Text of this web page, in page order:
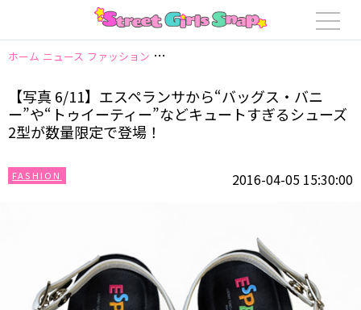
ホーム ニュース ファッション 【写真 6/11】エスペランサから“バッグス
【写真 6/11】エスペランサから“バッグス・バニ
ー”や“トゥイーティー”などキュートすぎるシューズ
2型が数量限定で登場！
FASHION 2016-04-05 15:30:00